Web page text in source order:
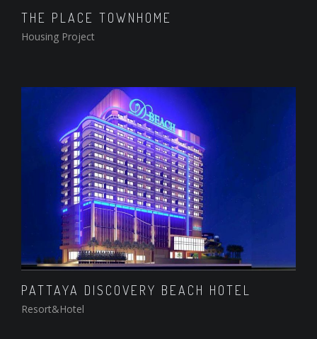
THE PLACE TOWNHOME
Housing Project
PATTAYA DISCOVERY BEACH HOTEL
Resort&Hotel